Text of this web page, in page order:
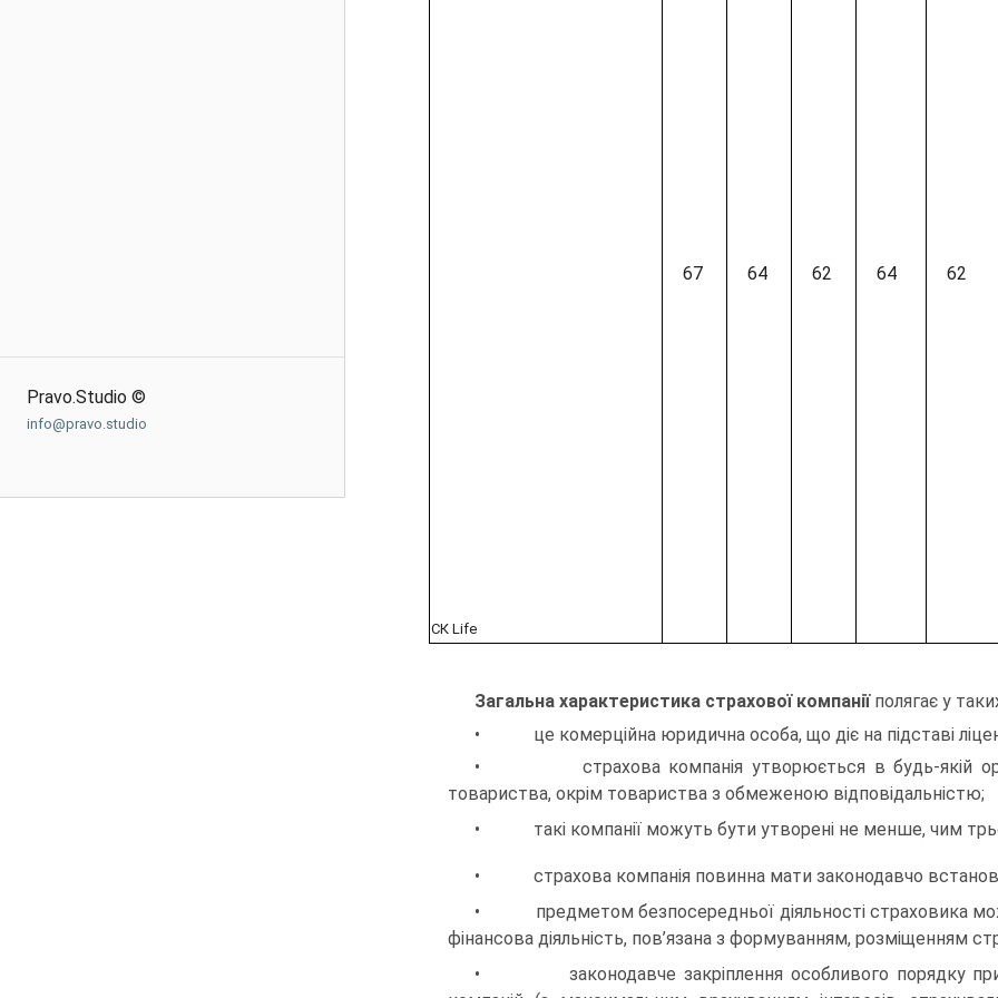
Pravo.Studio ©
info@pravo.studio
СК Life
67 64 62 64 62
Загальна характеристика страхової компанії полягає у
• це комерційна юридична особа, що діє на підставі
• страхова компанія утворюється в будь-якій
товариства, окрім товариства з обмеженою відповідальністю;
• такі компанії можуть бути утворені не менше, чим
• страхова компанія повинна мати законодавчо
• предметом безпосередньої діяльності страховика
фінансова діяльність, пов’язана з формуванням, розміщенням
• законодавче закріплення особливого порядку